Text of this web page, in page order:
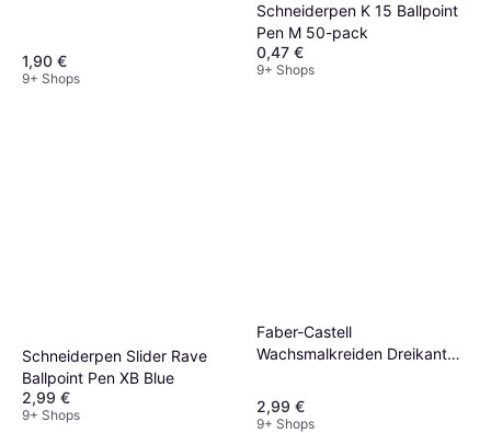
1,90 €
9+ Shops
Schneiderpen K 15 Ballpoint
Pen M 50-pack
0,47 €
9+ Shops
Schneiderpen Slider Rave
Ballpoint Pen XB Blue
2,99 €
9+ Shops
Faber-Castell
Wachsmalkreiden Dreikant
Farben s
2,99 €
9+ Shops